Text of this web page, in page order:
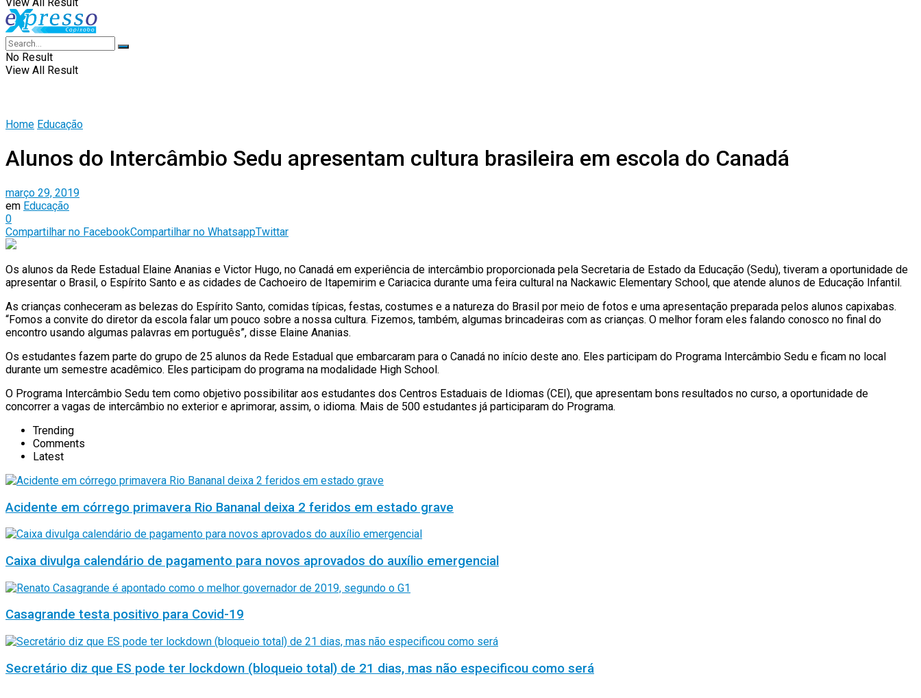
No Result
View All Result
Home Educação
Alunos do Intercâmbio Sedu apresentam cultura brasileira em escola do Canadá
março 29, 2019
em Educação
0
Compartilhar no FacebookCompartilhar no WhatsappTwittar
Os alunos da Rede Estadual Elaine Ananias e Victor Hugo, no Canadá em experiência de intercâmbio proporcionada pela Secretaria de Estado da Educação (Sedu), tiveram a oportunidade de
apresentar o Brasil, o Espírito Santo e as cidades de Cachoeiro de Itapemirim e Cariacica durante uma feira cultural na Nackawic Elementary School, que atende alunos de Educação Infantil.
As crianças conheceram as belezas do Espírito Santo, comidas típicas, festas, costumes e a natureza do Brasil por meio de fotos e uma apresentação preparada pelos alunos capixabas.
“Fomos a convite do diretor da escola falar um pouco sobre a nossa cultura. Fizemos, também, algumas brincadeiras com as crianças. O melhor foram eles falando conosco no final do
encontro usando algumas palavras em português”, disse Elaine Ananias.
Os estudantes fazem parte do grupo de 25 alunos da Rede Estadual que embarcaram para o Canadá no início deste ano. Eles participam do Programa Intercâmbio Sedu e ficam no local
durante um semestre acadêmico. Eles participam do programa na modalidade High School.
O Programa Intercâmbio Sedu tem como objetivo possibilitar aos estudantes dos Centros Estaduais de Idiomas (CEI), que apresentam bons resultados no curso, a oportunidade de
concorrer a vagas de intercâmbio no exterior e aprimorar, assim, o idioma. Mais de 500 estudantes já participaram do Programa.
Trending
Comments
Latest
Acidente em córrego primavera Rio Bananal deixa 2 feridos em estado grave
Caixa divulga calendário de pagamento para novos aprovados do auxílio emergencial
Casagrande testa positivo para Covid-19
Secretário diz que ES pode ter lockdown (bloqueio total) de 21 dias, mas não especificou como será